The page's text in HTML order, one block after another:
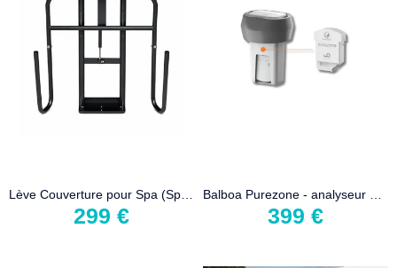
Lève Couverture pour Spa (Spa Cover Lift)
299 €
Balboa Purezone - analyseur d'eau flottant
399 €